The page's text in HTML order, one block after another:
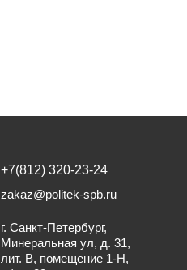
+7(812) 320-23-24
zakaz@politek-spb.ru
г. Санкт-Петербург,
Минеральная ул, д. 31,
лит. В, помещение 1-Н,